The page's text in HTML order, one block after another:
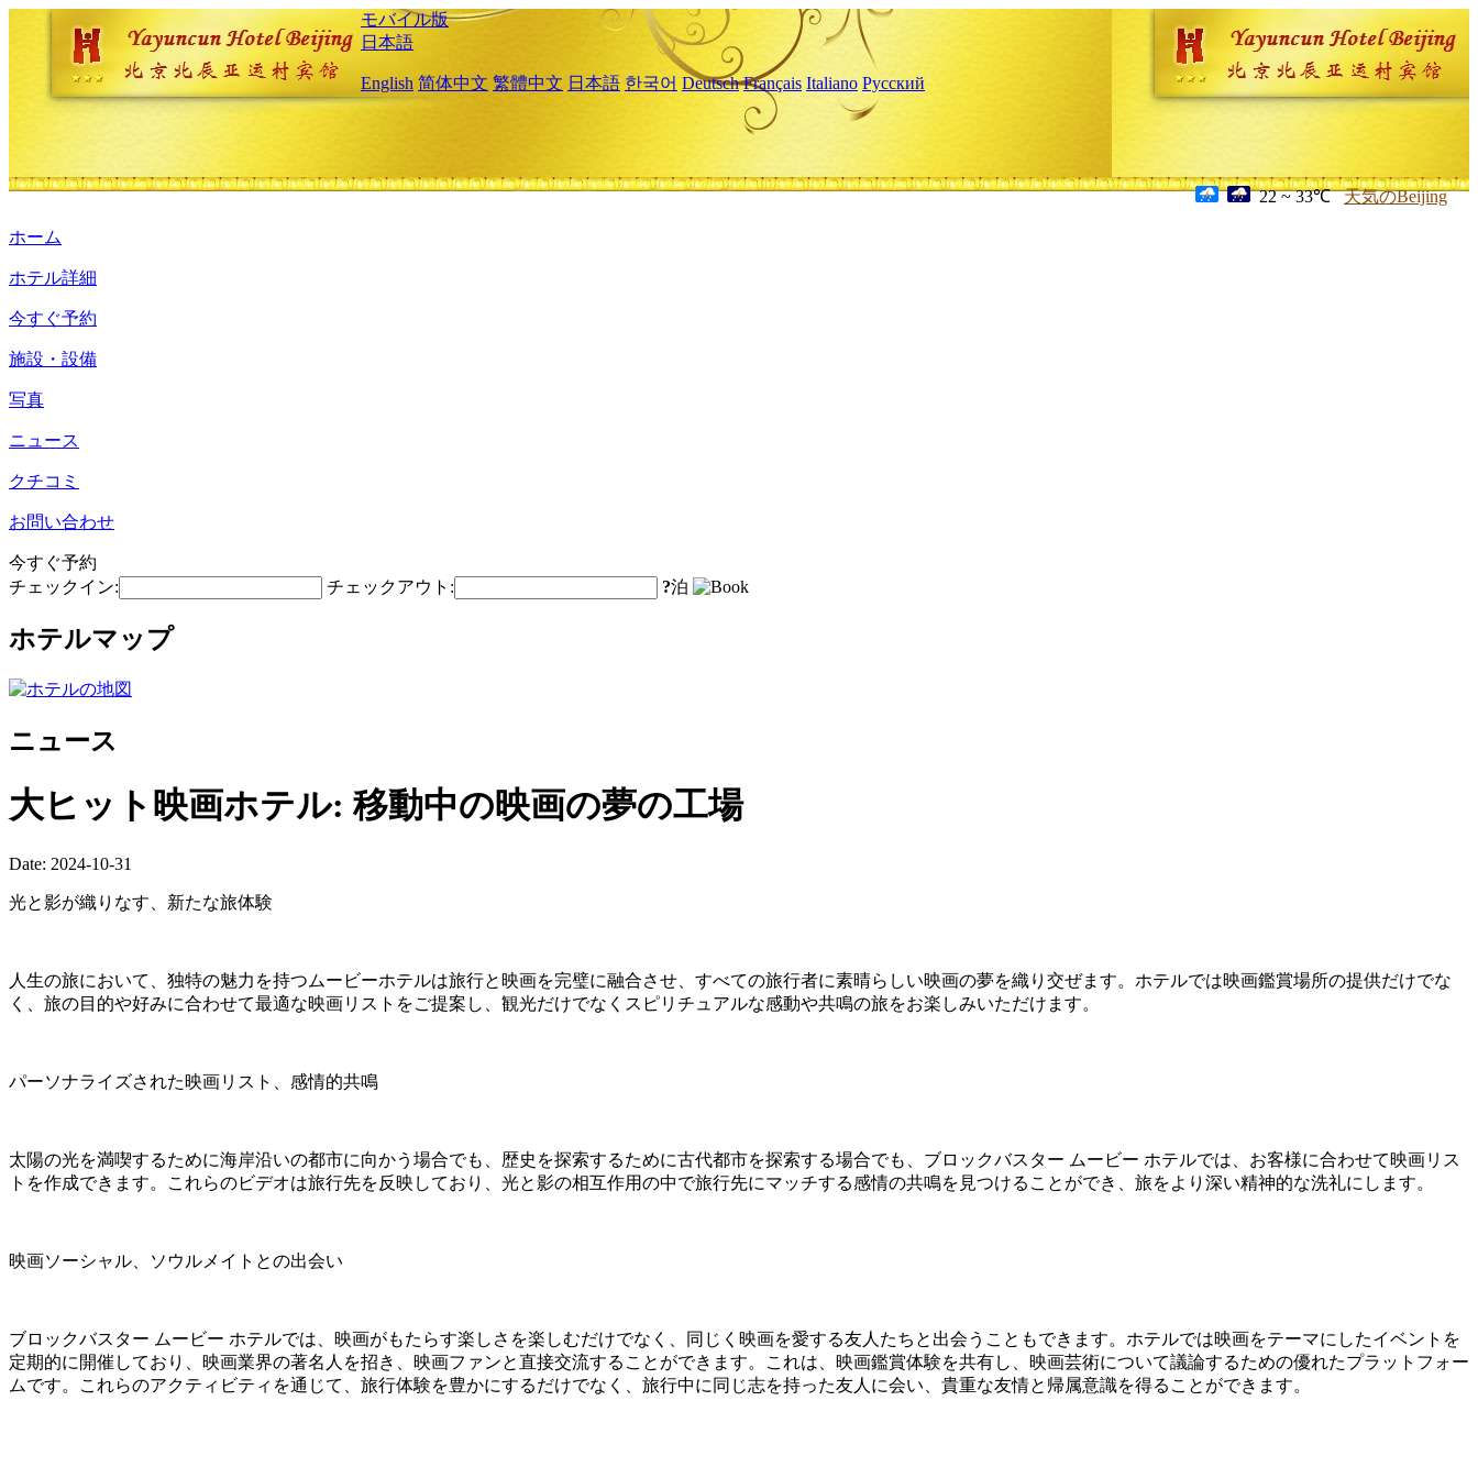
モバイル版
日本語
English 简体中文 繁體中文 日本語 한국어 Deutsch Français Italiano Русский
22 ~ 33℃ 天気のBeijing
ホーム
ホテル詳細
今すぐ予約
施設・設備
写真
ニュース
クチコミ
お問い合わせ
今すぐ予約
チェックイン:
チェックアウト: ?泊
ホテルマップ
ニュース
大ヒット映画ホテル: 移動中の映画の夢の工場
Date: 2024-10-31
光と影が織りなす、新たな旅体験
人生の旅において、独特の魅力を持つムービーホテルは旅行と映画を完璧に融合させ、すべての旅行者に素晴らしい映画の夢を織り交ぜます。ホテルでは映画鑑賞場所の提供だけでな
く、旅の目的や好みに合わせて最適な映画リストをご提案し、観光だけでなくスピリチュアルな感動や共鳴の旅をお楽しみいただけます。
パーソナライズされた映画リスト、感情的共鳴
太陽の光を満喫するために海岸沿いの都市に向かう場合でも、歴史を探索するために古代都市を探索する場合でも、ブロックバスター ムービー ホテルでは、お客様に合わせて映画リス
トを作成できます。これらのビデオは旅行先を反映しており、光と影の相互作用の中で旅行先にマッチする感情の共鳴を見つけることができ、旅をより深い精神的な洗礼にします。
映画ソーシャル、ソウルメイトとの出会い
ブロックバスター ムービー ホテルでは、映画がもたらす楽しさを楽しむだけでなく、同じく映画を愛する友人たちと出会うこともできます。ホテルでは映画をテーマにしたイベントを
定期的に開催しており、映画業界の著名人を招き、映画ファンと直接交流することができます。これは、映画鑑賞体験を共有し、映画芸術について議論するための優れたプラットフォー
ムです。これらのアクティビティを通じて、旅行体験を豊かにするだけでなく、旅行中に同じ志を持った友人に会い、貴重な友情と帰属意識を得ることができます。